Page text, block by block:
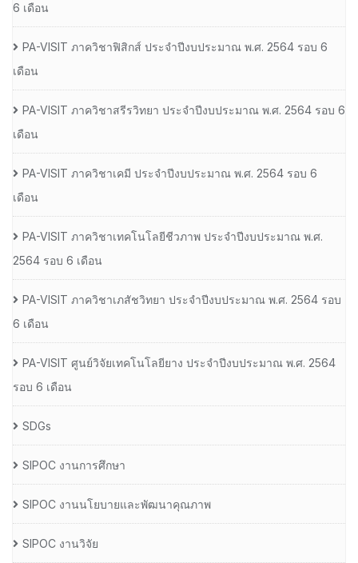
6 เดือน
PA-VISIT ภาควิชาฟิสิกส์ ประจำปีงบประมาณ พ.ศ. 2564 รอบ 6
เดือน
PA-VISIT ภาควิชาสรีรวิทยา ประจำปีงบประมาณ พ.ศ. 2564 รอบ 6
เดือน
PA-VISIT ภาควิชาเคมี ประจำปีงบประมาณ พ.ศ. 2564 รอบ 6
เดือน
PA-VISIT ภาควิชาเทคโนโลยีชีวภาพ ประจำปีงบประมาณ พ.ศ.
2564 รอบ 6 เดือน
PA-VISIT ภาควิชาเภสัชวิทยา ประจำปีงบประมาณ พ.ศ. 2564 รอบ
6 เดือน
PA-VISIT ศูนย์วิจัยเทคโนโลยียาง ประจำปีงบประมาณ พ.ศ. 2564
รอบ 6 เดือน
SDGs
SIPOC งานการศึกษา
SIPOC งานนโยบายและพัฒนาคุณภาพ
SIPOC งานวิจัย